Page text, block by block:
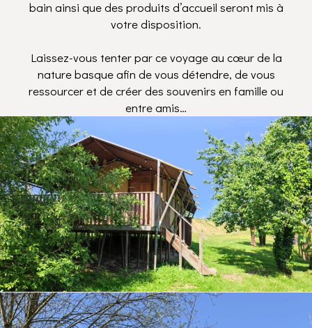
bain ainsi que des produits d’accueil seront mis à
votre disposition.
Laissez-vous tenter par ce voyage au cœur de la
nature basque afin de vous détendre, de vous
ressourcer et de créer des souvenirs en famille ou
entre amis…